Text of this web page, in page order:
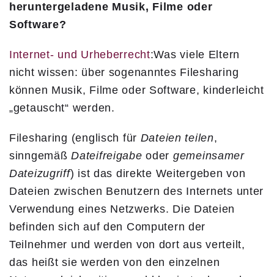
heruntergeladene Musik, Filme oder
Software?
Internet- und Urheberrecht:Was viele Eltern
nicht wissen: über sogenanntes Filesharing
können Musik, Filme oder Software, kinderleicht
„getauscht“ werden.
Filesharing (englisch für Dateien teilen,
sinngemäßDateifreigabe oder gemeinsamer
Dateizugriff) ist das direkte Weitergeben von
Dateien zwischen Benutzern des Internets unter
Verwendung eines Netzwerks. Die Dateien
befinden sich auf den Computern der
Teilnehmer und werden von dort aus verteilt,
das heißt sie werden von den einzelnen